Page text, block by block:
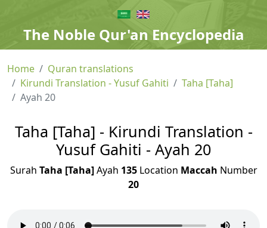
The Noble Qur'an Encyclopedia
Home
Quran translations
Kirundi Translation - Yusuf Gahiti
Taha [Taha]
Ayah 20
Taha [Taha] - Kirundi Translation -
Yusuf Gahiti - Ayah 20
Surah Taha [Taha]Ayah 135Location Maccah Number
20